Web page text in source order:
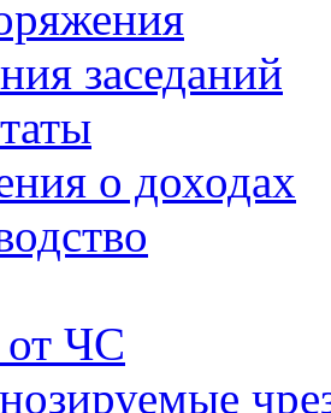
заседаний
о доходах
ЧС